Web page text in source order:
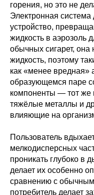
горения, но это не
Электронная
устройство,
жидкость в аэрозоль
обычных сигарет, она
жидкость, поэтому
как «менее вредная»
образующемся паре
компоненты — тот же
тяжёлые металлы и
влияющие на
Пользователь
мелкодисперсных
проникать глубоко в
делает их особенно
сравнению с
потребитель делает